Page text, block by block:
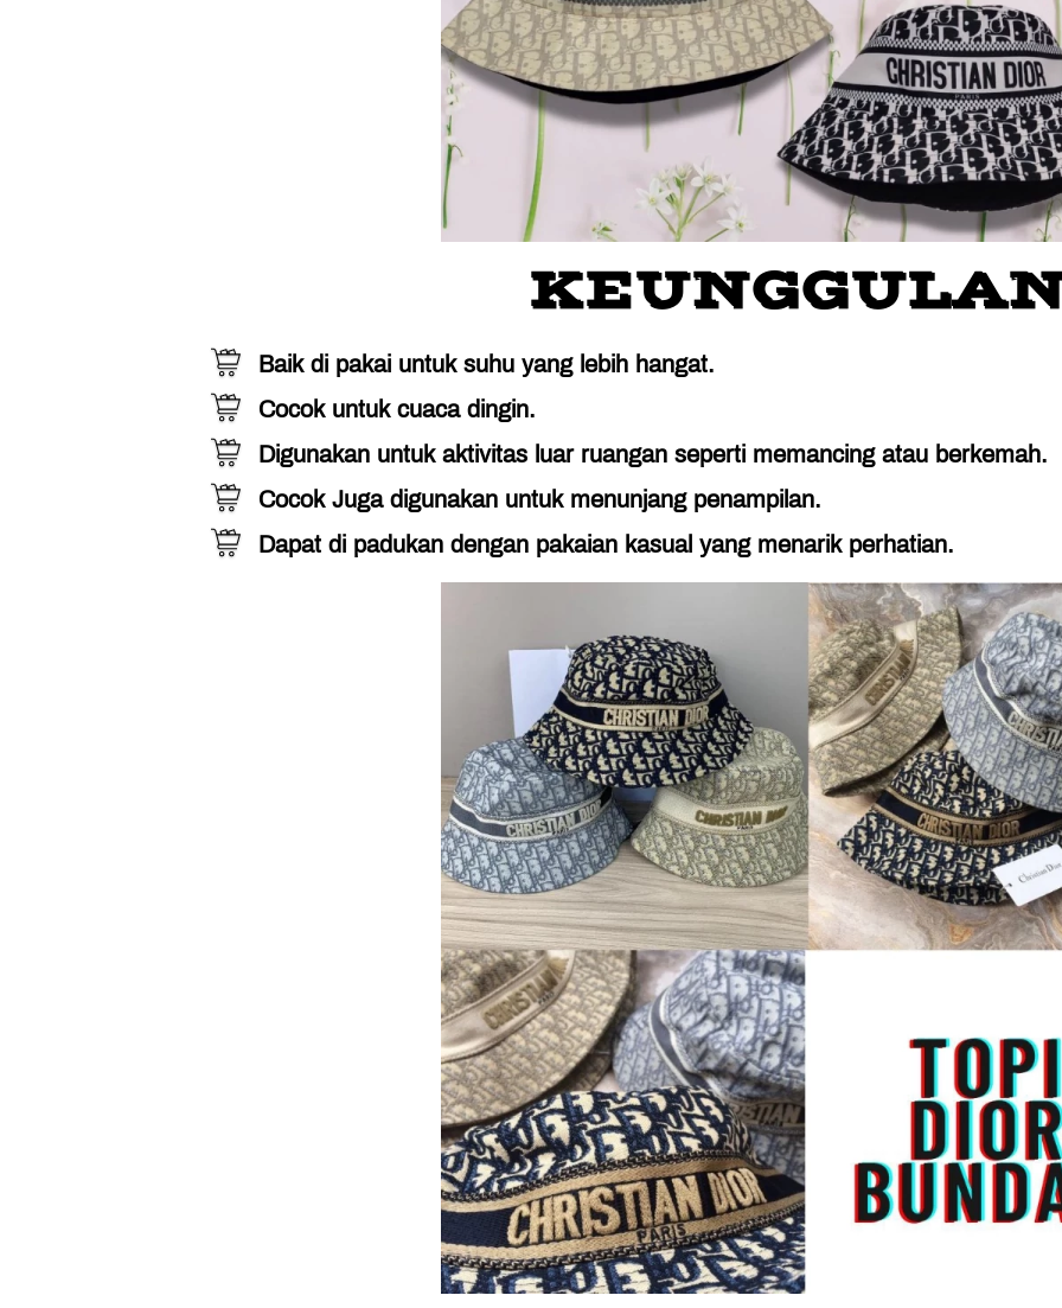
Baik di pakai untuk suhu yang lebih hangat.
Cocok untuk cuaca dingin.
Digunakan untuk aktivitas luar ruangan seperti memancing atau berkemah.
Cocok Juga digunakan untuk menunjang penampilan.
Dapat di padukan dengan pakaian kasual yang menarik perhatian.